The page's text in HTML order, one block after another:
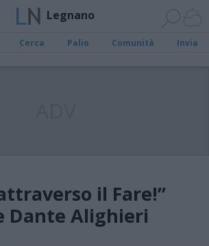
Legnano
Cerca Palio Comunità Invia
il Fare!”
Dante Alighieri